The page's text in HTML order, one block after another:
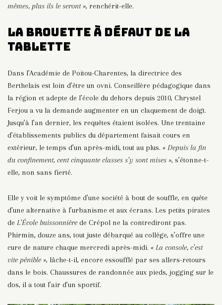
mêmes, plus ils le seront », renchérit-elle.
La brouette à défaut de la
tablette
Dans l’Académie de Poitou-Charentes, la directrice des
Berthelais est loin d’être un ovni. Conseillère pédagogique dans
la région et adepte de l’école du dehors depuis 2010, Chrystel
Ferjou a vu la demande augmenter en un claquement de doigt.
Jusqu’à l’an dernier, les requêtes étaient isolées. Une trentaine
d’établissements publics du département faisait cours en
extérieur, le temps d’un après-midi, tout au plus. « Depuis la fin
du confinement, cent cinquante classes s’y sont mises », s’étonne-t-
elle, non sans fierté.
Elle y voit le symptôme d’une société à bout de souffle, en quête
d’une alternative à l’urbanisme et aux écrans. Les petits pirates
de L’École buissonnièrede Crépol ne la contrediront pas.
Phirmin, douze ans, tout juste débarqué au collège, s’offre une
cure de nature chaque mercredi après-midi. « La console, c’est
vite pénible », lâche-t-il, encore essoufflé par ses allers-retours
dans le bois. Chaussures de randonnée aux pieds, jogging sur le
dos, il a tout l’air d’un sportif.